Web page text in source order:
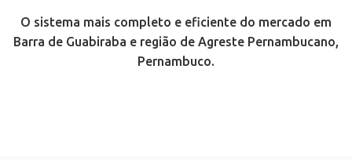
O sistema mais completo e eficiente do mercado em
Barra de Guabiraba e região de Agreste Pernambucano,
Pernambuco.